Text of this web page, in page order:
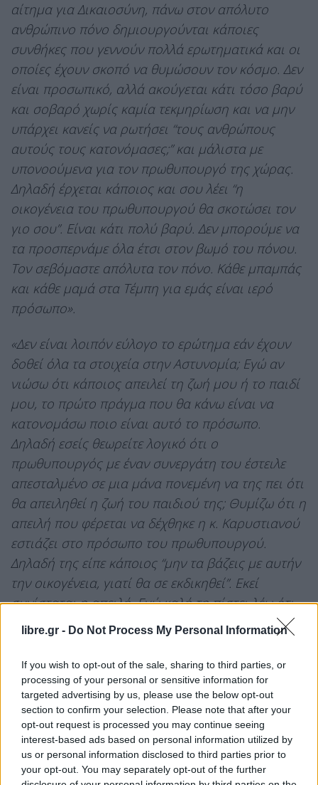
libre.gr - Do Not Process My Personal Information
If you wish to opt-out of the sale, sharing to third parties, or
processing of your personal or sensitive information for
targeted advertising by us, please use the below opt-out
section to confirm your selection. Please note that after your
opt-out request is processed you may continue seeing
interest-based ads based on personal information utilized by
us or personal information disclosed to third parties prior to
your opt-out. You may separately opt-out of the further
αίτημα για Δικαιοσύνη, πάνω στον απόλυτο
ανθρώπινο πόνο δημιουργούνται κάποιες
συνθήκες που γεννούν πολλά ερωτηματικά και οι
οποίες έχουν σκοπό να θυμώσουν τον κόσμο. Δεν
είναι προσωπικό, αλλά ακούγεται κάτι τόσο βαρύ
και σοβαρό χωρίς καμία τεκμηρίωση και να μην
υπάρχει κανείς να ρωτήσει “τους ανθρώπους
αυτούς τους κατονόμασες;” και μάλιστα με
υπονοούμενα για τον πρωθυπουργό της χώρας.
Δηλαδή έρχεται κάποιος και σου λέει “η
οικογένεια του πρωθυπουργού θα σκοτώσει τον
γιο σου”. Είναι κάτι πολύ βαρύ. Δεν μπορούμε να
τα προσπερνάμε όλα έτσι στον βωμό του πόνου.
Τον σεβόμαστε απόλυτα τον πόνο. Κάθε μπαμπάς
και κάθε μαμά στα Τέμπη για εμάς είναι ιερό
πρόσωπο».
«Δεν είναι λοιπόν εύλογο το ερώτημα εάν έχουν
δοθεί όλα τα στοιχεία στην Αστυνομία; Εγώ αν
νιώσω ότι κάποιος απειλεί τη ζωή μου ή το παιδί
μου, το πρώτο πράγμα που θα κάνω είναι να
κατονομάσω ποιο είναι αυτό το πρόσωπο.
Δηλαδή εσείς θεωρείτε λογικό ότι ο
πρωθυπουργός με έναν συνεργάτη του έστειλε
απεσταλμένο σε μια μάνα πονεμένη να της πει ότι
θα απειληθεί η ζωή του παιδιού της; Θυμίζω ότι η
απειλή που φέρεται να δέχθηκε η κ. Καρυστιανού
εστιάζει στο πρόσωπο του πρωθυπουργού.
Δηλαδή της είπε κάποιος “μην τα βάζεις με αυτήν
την οικογένεια, γιατί θα σε εκδικηθεί”. Εκεί
συνίσταται η απειλή. Εγώ καλή τη πίστει λέω ότι
δεν το εφηύρε η κ. Καρυστιανού. Υποχρέωσή της
Δεν θεωρώ ότι υπάρχει κανένας λόγος αυτήν τη
στιγμή να φοβάται κανείς. Μπορεί να προχωρήσει
η Αστυνομία παρακάτω αν δεν έχει ονόματα;»
Βολές από την αντιπολίτευση
Οι δηλώσεις του Παύλου Μαρινάκη προκάλεσαν
την αντίδραση της αντιπολίτευσης.